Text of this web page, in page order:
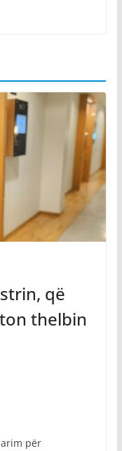
që
thelbin
për